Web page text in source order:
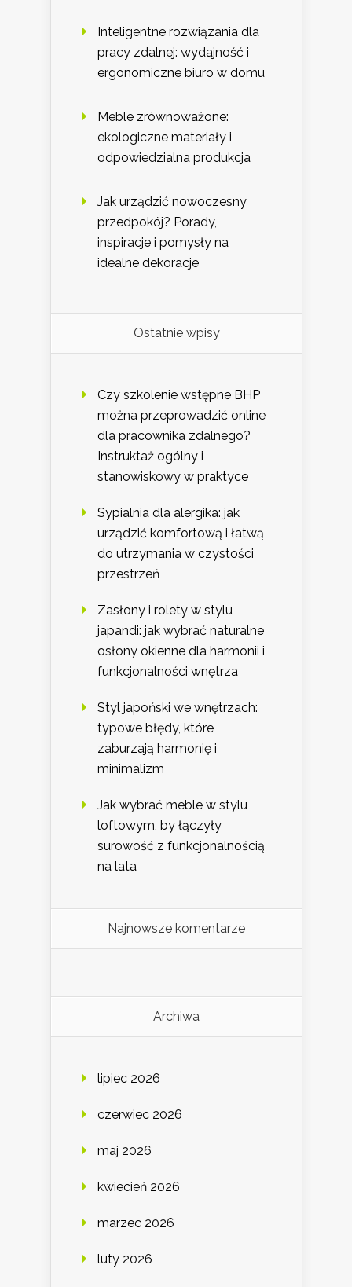
Inteligentne rozwiązania dla
pracy zdalnej: wydajność i
ergonomiczne biuro w domu
Meble zrównoważone:
ekologiczne materiały i
odpowiedzialna produkcja
Jak urządzić nowoczesny
przedpokój? Porady,
inspiracje i pomysły na
idealne dekoracje
Ostatnie wpisy
Czy szkolenie wstępne BHP
można przeprowadzić online
dla pracownika zdalnego?
Instruktaż ogólny i
stanowiskowy w praktyce
Sypialnia dla alergika: jak
urządzić komfortową i łatwą
do utrzymania w czystości
przestrzeń
Zasłony i rolety w stylu
japandi: jak wybrać naturalne
osłony okienne dla harmonii i
funkcjonalności wnętrza
Styl japoński we wnętrzach:
typowe błędy, które
zaburzają harmonię i
minimalizm
Jak wybrać meble w stylu
loftowym, by łączyły
surowość z funkcjonalnością
na lata
Najnowsze komentarze
Archiwa
lipiec 2026
czerwiec 2026
maj 2026
kwiecień 2026
marzec 2026
luty 2026